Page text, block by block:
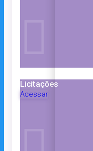
Licitações
Acessar